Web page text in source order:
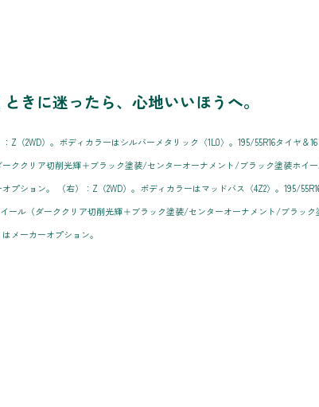
きに迷ったら、心地いいほうへ。
Z（2WD）。ボディカラーはシルバーメタリック〈1L0〉。195/55R16タイヤ＆
ーククリア切削光輝＋ブラック塗装/センターオーナメント/ブラック塗装ホイ
プション。 （右）：Z（2WD）。ボディカラーはマッドバス〈4Z2〉。195/
ール（ダーククリア切削光輝＋ブラック塗装/センターオーナメント/ブラック
メーカーオプション。